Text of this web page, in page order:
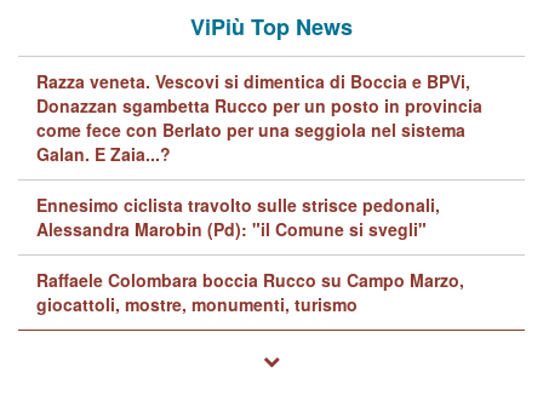
ViPiù Top News
Razza veneta. Vescovi si dimentica di Boccia e BPVi,
Donazzan sgambetta Rucco per un posto in provincia
come fece con Berlato per una seggiola nel sistema
Galan. E Zaia...?
Ennesimo ciclista travolto sulle strisce pedonali,
Alessandra Marobin (Pd): "il Comune si svegli"
Raffaele Colombara boccia Rucco su Campo Marzo,
giocattoli, mostre, monumenti, turismo